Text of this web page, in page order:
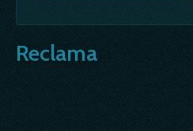
Reclama